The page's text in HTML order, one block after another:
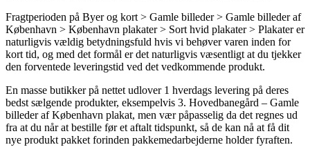
Fragtperioden på Byer og kort > Gamle billeder > Gamle billeder af
København > København plakater > Sort hvid plakater > Plakater er
naturligvis vældig betydningsfuld hvis vi behøver varen inden for
kort tid, og med det formål er det naturligvis væsentligt at du tjekker
den forventede leveringstid ved det vedkommende produkt.
En masse butikker på nettet udlover 1 hverdags levering på deres
bedst sælgende produkter, eksempelvis 3. Hovedbanegård – Gamle
billeder af København plakat, men vær påpasselig da det regnes ud
fra at du når at bestille før et aftalt tidspunkt, så de kan nå at få dit
nye produkt pakket forinden pakkemedarbejderne holder fyraften.